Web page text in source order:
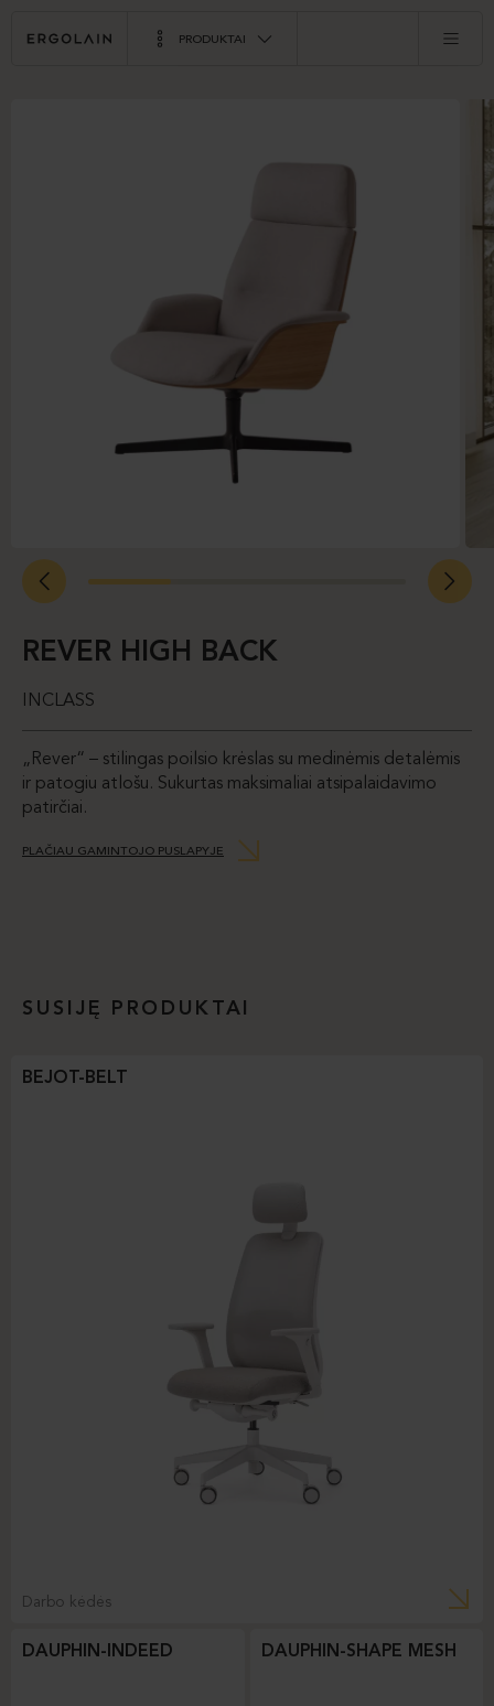
PRODUKTAI
REVER HIGH BACK
INCLASS
„Rever“ – stilingas poilsio krėslas su medinėmis detalėmis
ir patogiu atlošu. Sukurtas maksimaliai atsipalaidavimo
patirčiai.
PLAČIAU GAMINTOJO PUSLAPYJE
SUSIJĘ PRODUKTAI
BEJOT-BELT
Darbo kėdės
DAUPHIN-INDEED DAUPHIN-SHAPE MESH